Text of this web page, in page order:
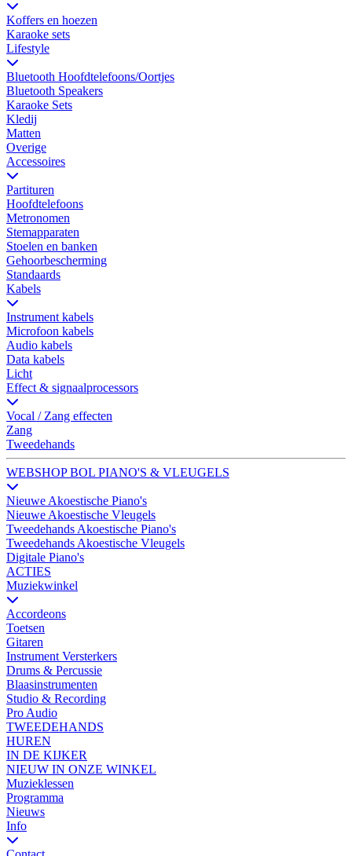
Koffers en hoezen
Karaoke sets
Lifestyle
Bluetooth Hoofdtelefoons/Oortjes
Bluetooth Speakers
Karaoke Sets
Kledij
Matten
Overige
Accessoires
Partituren
Hoofdtelefoons
Metronomen
Stemapparaten
Stoelen en banken
Gehoorbescherming
Standaards
Kabels
Instrument kabels
Microfoon kabels
Audio kabels
Data kabels
Licht
Effect & signaalprocessors
Vocal / Zang effecten
Zang
Tweedehands
WEBSHOP BOL PIANO'S & VLEUGELS
Nieuwe Akoestische Piano's
Nieuwe Akoestische Vleugels
Tweedehands Akoestische Piano's
Tweedehands Akoestische Vleugels
Digitale Piano's
ACTIES
Muziekwinkel
Accordeons
Toetsen
Gitaren
Instrument Versterkers
Drums & Percussie
Blaasinstrumenten
Studio & Recording
Pro Audio
TWEEDEHANDS
HUREN
IN DE KIJKER
NIEUW IN ONZE WINKEL
Muzieklessen
Programma
Nieuws
Info